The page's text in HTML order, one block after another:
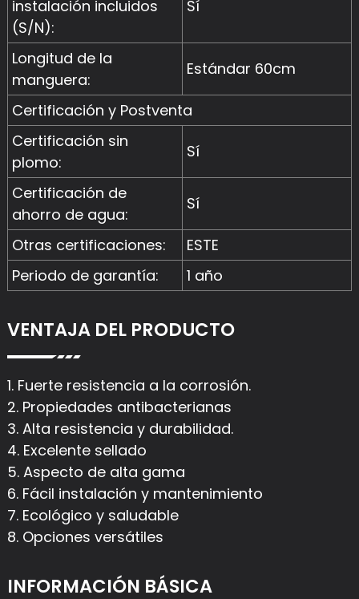
instalación incluidos
(S/N):
Sí
Longitud de la
manguera:
Estándar 60cm
Certificación y Postventa
Certificación sin
plomo:
Sí
Certificación de
ahorro de agua:
Sí
Otras certificaciones:
ESTE
Periodo de garantía:
1 año
VENTAJA DEL PRODUCTO
1. Fuerte resistencia a la corrosión.
2. Propiedades antibacterianas
3. Alta resistencia y durabilidad.
4. Excelente sellado
5. Aspecto de alta gama
6. Fácil instalación y mantenimiento
7. Ecológico y saludable
8. Opciones versátiles
INFORMACIÓN BÁSICA